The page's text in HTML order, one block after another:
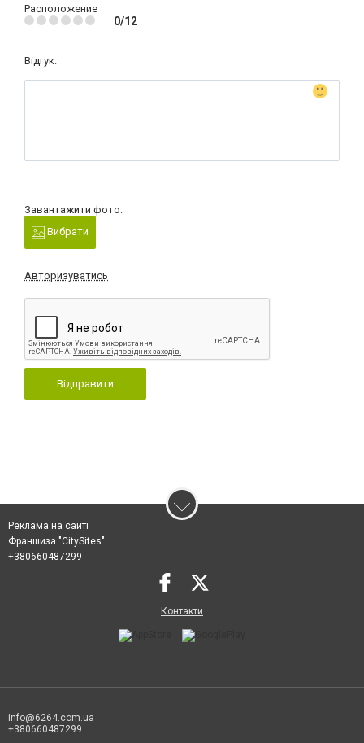
Расположение
0/12
Відгук:
Завантажити фото:
Вибрати
Авторизуватись
Відправити
Реклама на сайті
Франшиза "CitySites"
+380660487299
Контакти
info@6264.com.ua
+380660487299